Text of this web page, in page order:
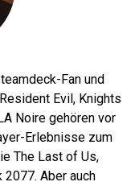
Fan und
Evil, Knights
Noire gehören vor
Erlebnisse zum
The Last of Us,
2077. Aber auch